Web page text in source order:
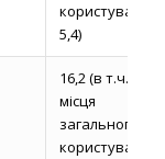
користування
5,4)
16,2 (в т.ч.
місця
загального
користування